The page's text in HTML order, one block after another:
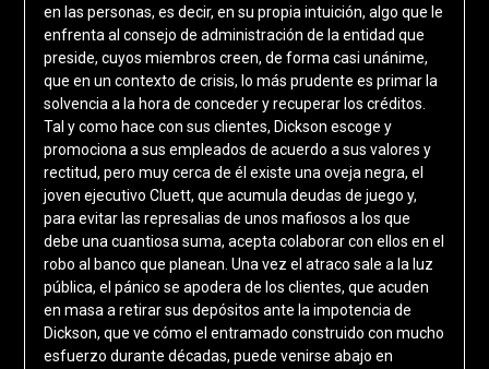
en las personas, es decir, en su propia intuición, algo que le
enfrenta al consejo de administración de la entidad que
preside, cuyos miembros creen, de forma casi unánime,
que en un contexto de crisis, lo más prudente es primar la
solvencia a la hora de conceder y recuperar los créditos.
Tal y como hace con sus clientes, Dickson escoge y
promociona a sus empleados de acuerdo a sus valores y
rectitud, pero muy cerca de él existe una oveja negra, el
joven ejecutivo Cluett, que acumula deudas de juego y,
para evitar las represalias de unos mafiosos a los que
debe una cuantiosa suma, acepta colaborar con ellos en el
robo al banco que planean. Una vez el atraco sale a la luz
pública, el pánico se apodera de los clientes, que acuden
en masa a retirar sus depósitos ante la impotencia de
Dickson, que ve cómo el entramado construido con mucho
esfuerzo durante décadas, puede venirse abajo en